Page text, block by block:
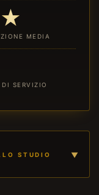
★
MEDIA
DI SERVIZIO
STUDIO